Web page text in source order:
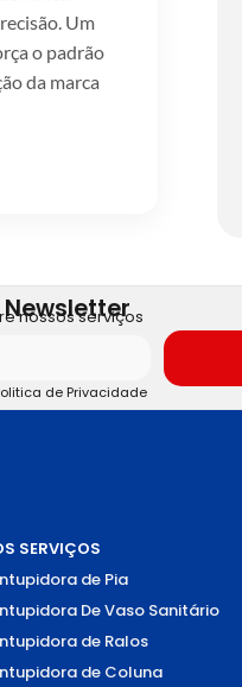
Um
o padrão
da marca
nossos serviços
de Privacidade
SERVIÇOS
de Pia
De Vaso Sanitário
de Ralos
de Coluna